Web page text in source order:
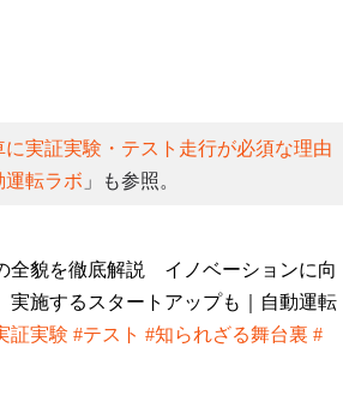
に実証実験・テスト走行が必須な理由
運転ラボ 」も参照。
全貌を徹底解説 イノベーションに向
施するスタートアップも｜自動運転
証実験 #テスト #知られざる舞台裏 #